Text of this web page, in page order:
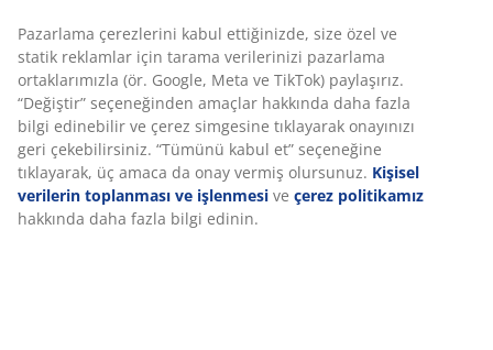
Özellikler
İncelemeler
(0)
Pazarlama çerezlerini kabul ettiğinizde, size özel ve
statik reklamlar için tarama verilerinizi pazarlama
ortaklarımızla (ör. Google, Meta ve TikTok) paylaşırız.
“Değiştir” seçeneğinden amaçlar hakkında daha fazla
bilgi edinebilir ve çerez simgesine tıklayarak onayınızı
geri çekebilirsiniz. “Tümünü kabul et” seçeneğine
tıklayarak, üç amaca da onay vermiş olursunuz. Kişisel
verilerin toplanması ve işlenmesi ve çerez politikamız
hakkında daha fazla bilgi edinin.